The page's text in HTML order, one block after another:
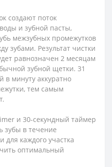
создают поток
и зубной пасты,
межзубных промежутков
зубами. Результат чистки
равнозначен 2 месяцам
зубной щетки. 31
минуту аккуратно
тем самым
и 30-секундный таймер
зубы в течение
для каждого участка
оптимальный